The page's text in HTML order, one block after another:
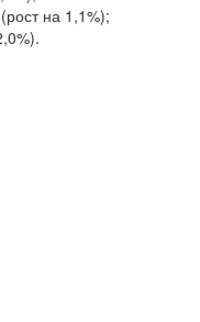
на 1,1%);